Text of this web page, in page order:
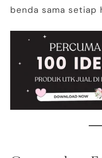
benda sama setiap